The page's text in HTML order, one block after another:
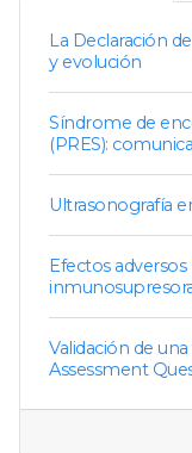
La Declaración
y evolución
Síndrome de
(PRES):
Ultrasonografía
Efectos
Validación de
Assessment